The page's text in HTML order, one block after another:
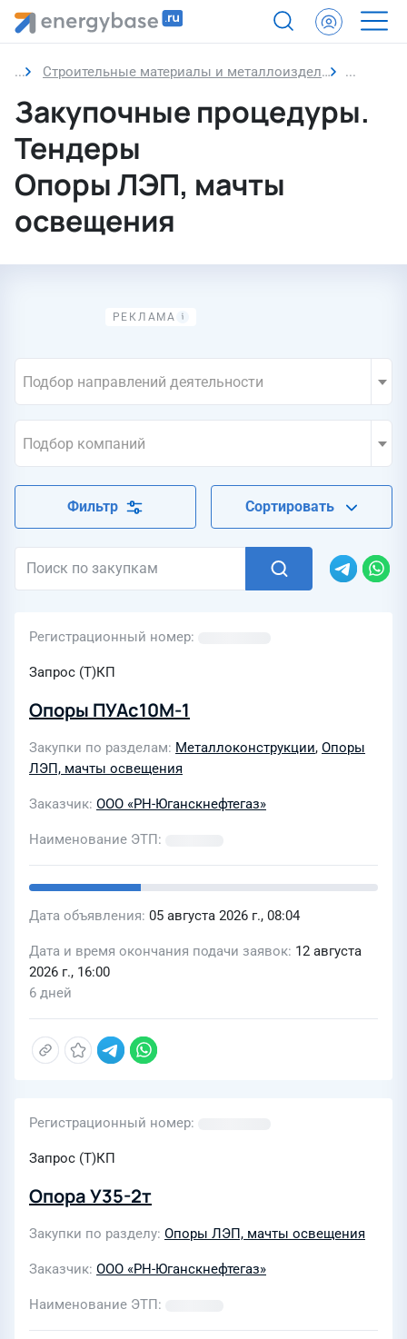
Строительные материалы и металлоизделия Опоры
Закупочные процедуры.
Тендеры
Опоры ЛЭП, мачты
освещения
Подбор направлений деятельности
Подбор компаний
Фильтр Сортировать
Регистрационный номер
Запрос (Т)КП
Опоры ПУАс10М-1
Закупки по разделам Металлоконструкции, Опоры
ЛЭП, мачты освещения
Заказчик ООО «РН-Юганскнефтегаз»
Наименование ЭТП
Дата объявления 05 августа 2026 г., 08:04
Дата и время окончания подачи заявок 12 августа
2026 г., 16:00
6 дней
Регистрационный номер
Запрос (Т)КП
Опора У35-2т
Закупки по разделу Опоры ЛЭП, мачты освещения
Заказчик ООО «РН-Юганскнефтегаз»
Наименование ЭТП